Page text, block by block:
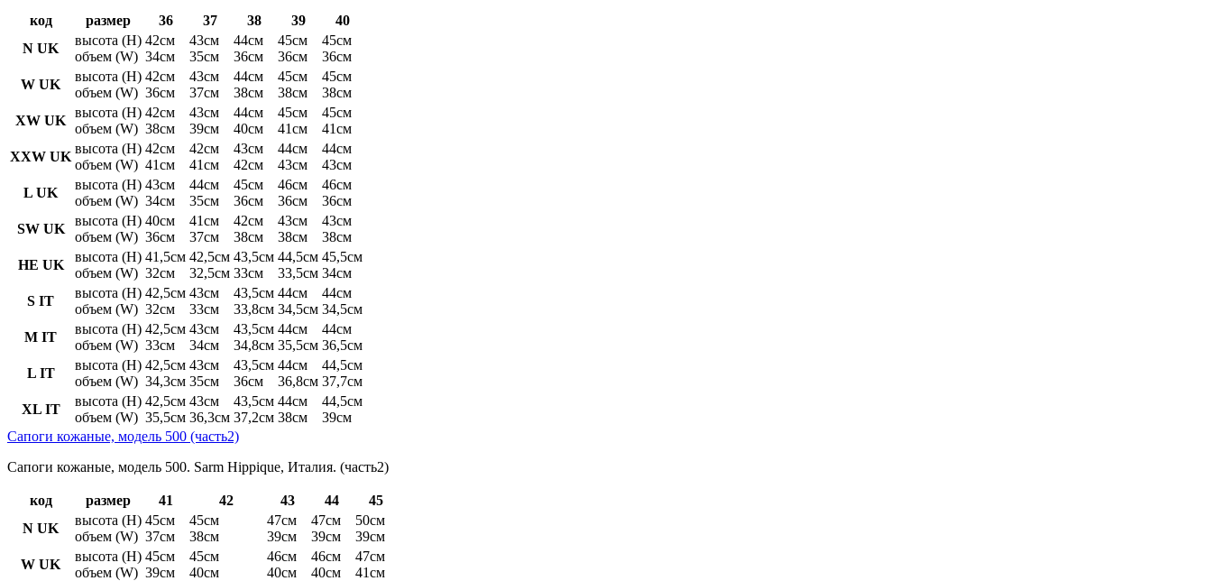
код размер 36 37 38 39
40
N UK
высота (H)
объем (W)
42см
34см
43см
35см
44см
36см
45см
36см
45см
36см
W UK
высота (H)
объем (W)
42см
36см
43см
37см
44см
38см
45см
38см
45см
38см
XW UK
высота (H)
объем (W)
42см
38см
43см
39см
44см
40см
45см
41см
45см
41см
XXW UK
высота (H)
объем (W)
42см
41см
42см
41см
43см
42см
44см
43см
44см
43см
L UK
высота (H)
объем (W)
43см
34см
44см
35см
45см
36см
46см
36см
46см
36см
SW UK
высота (H)
объем (W)
40см
36см
41см
37см
42см
38см
43см
38см
43см
38см
HE UK
высота (H)
объем (W)
41,5см
32см
42,5см
32,5см
43,5см
33см
44,5см
33,5см
45,5см
34см
S IT
высота (H)
объем (W)
42,5см
32см
43см
33см
43,5см
33,8см
44см
34,5см
44см
34,5см
M IT
высота (H)
объем (W)
42,5см
33см
43см
34см
43,5см
34,8см
44см
35,5см
44см
36,5см
L IT
высота (H)
объем (W)
42,5см
34,3см
43см
35см
43,5см
36см
44см
36,8см
44,5см
37,7см
XL IT
высота (H)
объем (W)
42,5см
35,5см
43см
36,3см
43,5см
37,2см
44см
38см
44,5см
39см
Сапоги кожаные, модель 500 (часть2)
Сапоги кожаные, модель 500. Sarm Hippique, Италия. (часть2)
код размер 41 42 43 44
45
N UK
высота (H)
объем (W)
45см
37см
45см
38см
47см
39см
47см
39см
50см
39см
W UK
высота (H)
объем (W)
45см
39см
45см
40см
46см
40см
46см
40см
47см
41см